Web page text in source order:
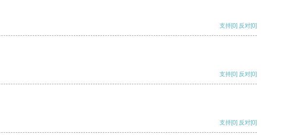
支持[0] 反对[0]
支持[0] 反对[0]
支持[0] 反对[0]